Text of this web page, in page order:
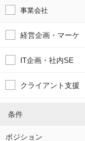
事業会社
経営企画・マーケ
IT企画・社内SE
クライアント支援
条件
ポジション